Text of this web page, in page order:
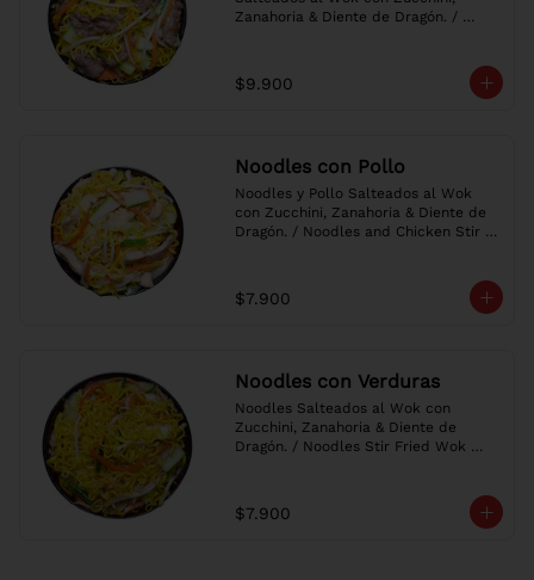
Zanahoria & Diente de Dragón. /
$9.900
Noodles con Pollo
Noodles y Pollo Salteados al Wok
con Zucchini, Zanahoria & Diente de
Dragón. / Noodles and Chicken Stir
$7.900
Noodles con Verduras
Noodles Salteados al Wok con
Zucchini, Zanahoria & Diente de
Dragón. / Noodles Stir Fried Wok
$7.900